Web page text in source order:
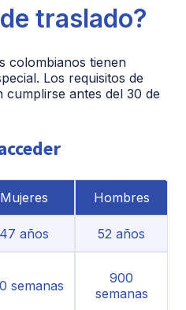
traslado?
colombianos tienen
Los requisitos de
cumplirse antes del 30 de
Mujeres Hombres
47 años 52 años
semanas
900
semanas